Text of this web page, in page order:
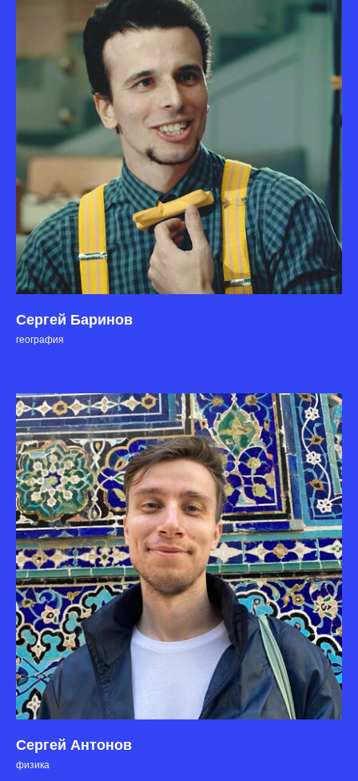
Сергей Баринов
география
Сергей Антонов
физика